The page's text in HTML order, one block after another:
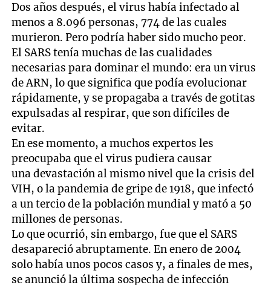
Dos años después, el virus había infectado al
menos a 8.096 personas, 774 de las cuales
murieron. Pero podría haber sido mucho peor.
El SARS tenía muchas de las cualidades
necesarias para dominar el mundo: era un virus
de ARN, lo que significa que podía evolucionar
rápidamente, y se propagaba a través de gotitas
expulsadas al respirar, que son difíciles de
evitar.
En ese momento, a muchos expertos les
preocupaba que el virus pudiera causar
una devastación al mismo nivel que la crisis del
VIH, o la pandemia de gripe de 1918, que infectó
a un tercio de la población mundial y mató a 50
millones de personas.
Lo que ocurrió, sin embargo, fue que el SARS
desapareció abruptamente. En enero de 2004
solo había unos pocos casos y, a finales de mes,
se anunció la última sospecha de infección